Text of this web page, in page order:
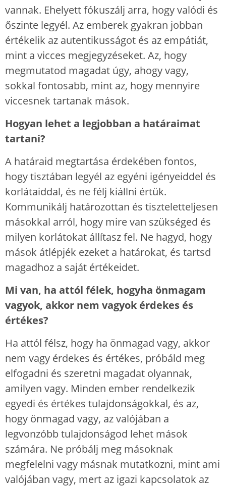
vannak. Ehelyett fókuszálj arra, hogy valódi és
őszinte legyél. Az emberek gyakran jobban
értékelik az autentikusságot és az empátiát,
mint a vicces megjegyzéseket. Az, hogy
megmutatod magadat úgy, ahogy vagy,
sokkal fontosabb, mint az, hogy mennyire
viccesnek tartanak mások.
Hogyan lehet a legjobban a határaimat
tartani?
A határaid megtartása érdekében fontos,
hogy tisztában legyél az egyéni igényeiddel és
korlátaiddal, és ne félj kiállni értük.
Kommunikálj határozottan és tiszteletteljesen
másokkal arról, hogy mire van szükséged és
milyen korlátokat állítasz fel. Ne hagyd, hogy
mások átlépjék ezeket a határokat, és tartsd
magadhoz a saját értékeidet.
Mi van, ha attól félek, hogyha önmagam
vagyok, akkor nem vagyok érdekes és
értékes?
Ha attól félsz, hogy ha önmagad vagy, akkor
nem vagy érdekes és értékes, próbáld meg
elfogadni és szeretni magadat olyannak,
amilyen vagy. Minden ember rendelkezik
egyedi és értékes tulajdonságokkal, és az,
hogy önmagad vagy, az valójában a
legvonzóbb tulajdonságod lehet mások
számára. Ne próbálj meg másoknak
megfelelni vagy másnak mutatkozni, mint ami
valójában vagy, mert az igazi kapcsolatok az